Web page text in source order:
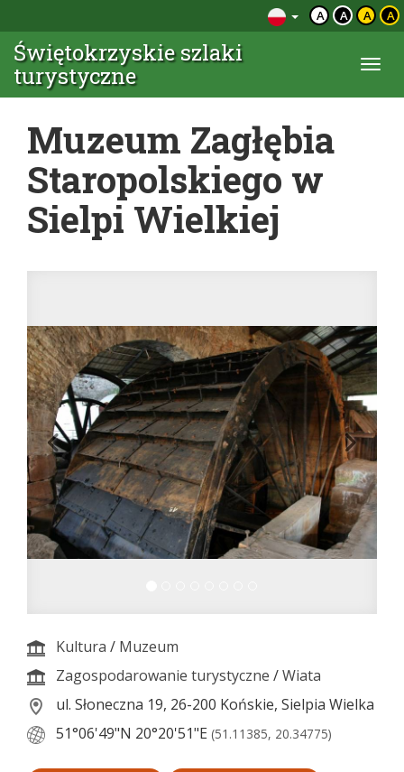
A A A A
Świętokrzyskie szlaki
turystyczne
Muzeum Zagłębia
Staropolskiego w
Sielpi Wielkiej
Kultura / Muzeum
Zagospodarowanie turystyczne /Wiata
ul. Słoneczna 19, 26-200 Końskie, Sielpia Wielka
51°06'49"N 20°20'51"E (51.11385, 20.34775)